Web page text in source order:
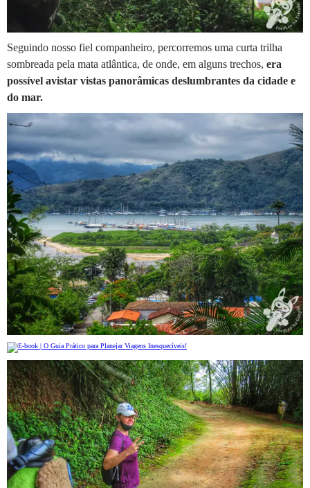
Seguindo nosso fiel companheiro, percorremos uma curta trilha
sombreada pela mata atlântica, de onde, em alguns trechos, era
possível avistar vistas panorâmicas deslumbrantes da cidade e
do mar.